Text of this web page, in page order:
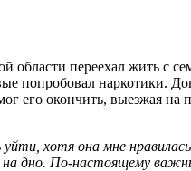
области переехал жить
попробовал наркотики.
его окончить, выезжая
хотя она мне
на дно. По-настоящему